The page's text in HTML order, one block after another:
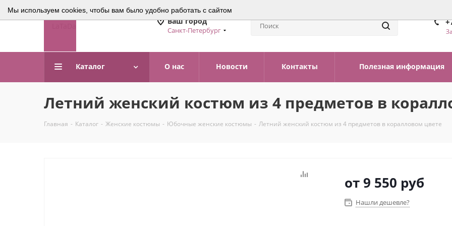
Мы используем cookies, чтобы вам было удобно работать с сайтом
Ваш город
Санкт-Петербург
Каталог О нас Новости Контакты Полезная информация
Летний женский костюм из 4 предметов в
Главная - Каталог - Женские костюмы - Юбочные женские костюмы - Летний женский костюм из 4 предметов в коралловом цвете
от9 550 руб
Нашли дешевле?